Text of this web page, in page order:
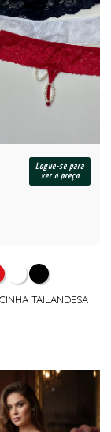
Logue-se para
ver o preço
TAILANDESA